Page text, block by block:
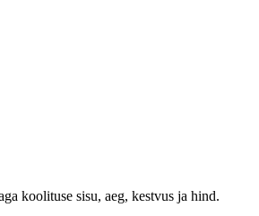
koolituse sisu, aeg, kestvus ja hind.